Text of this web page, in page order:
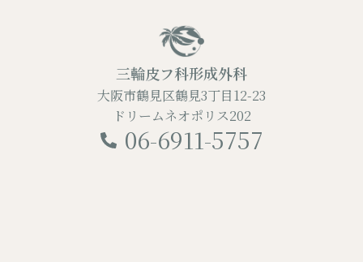
三輪皮フ科形成外科
大阪市鶴見区鶴見3丁目12-23
ドリームネオポリス202
06-6911-5757